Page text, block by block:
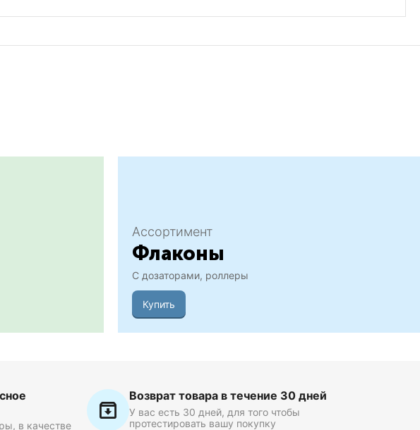
Ассортимент
Флаконы
С дозаторами, роллеры
Купить
в качестве
Возврат товара в течение 30 дней
У вас есть 30 дней, для того чтобы
протестировать вашу покупку